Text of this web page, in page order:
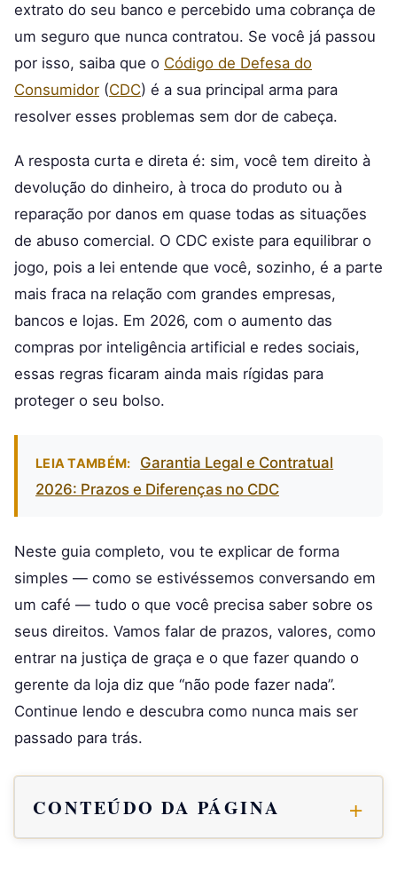
extrato do seu banco e percebido uma cobrança de
um seguro que nunca contratou. Se você já passou
por isso, saiba que o Código de Defesa do
Consumidor (CDC) é a sua principal arma para
resolver esses problemas sem dor de cabeça.
A resposta curta e direta é: sim, você tem direito à
devolução do dinheiro, à troca do produto ou à
reparação por danos em quase todas as situações
de abuso comercial. O CDC existe para equilibrar o
jogo, pois a lei entende que você, sozinho, é a parte
mais fraca na relação com grandes empresas,
bancos e lojas. Em 2026, com o aumento das
compras por inteligência artificial e redes sociais,
essas regras ficaram ainda mais rígidas para
proteger o seu bolso.
LEIA TAMBÉM:
Garantia Legal e Contratual
2026: Prazos e Diferenças no CDC
Neste guia completo, vou te explicar de forma
simples — como se estivéssemos conversando em
um café — tudo o que você precisa saber sobre os
seus direitos. Vamos falar de prazos, valores, como
entrar na justiça de graça e o que fazer quando o
gerente da loja diz que “não pode fazer nada”.
Continue lendo e descubra como nunca mais ser
passado para trás.
CONTEÚDO DA PÁGINA